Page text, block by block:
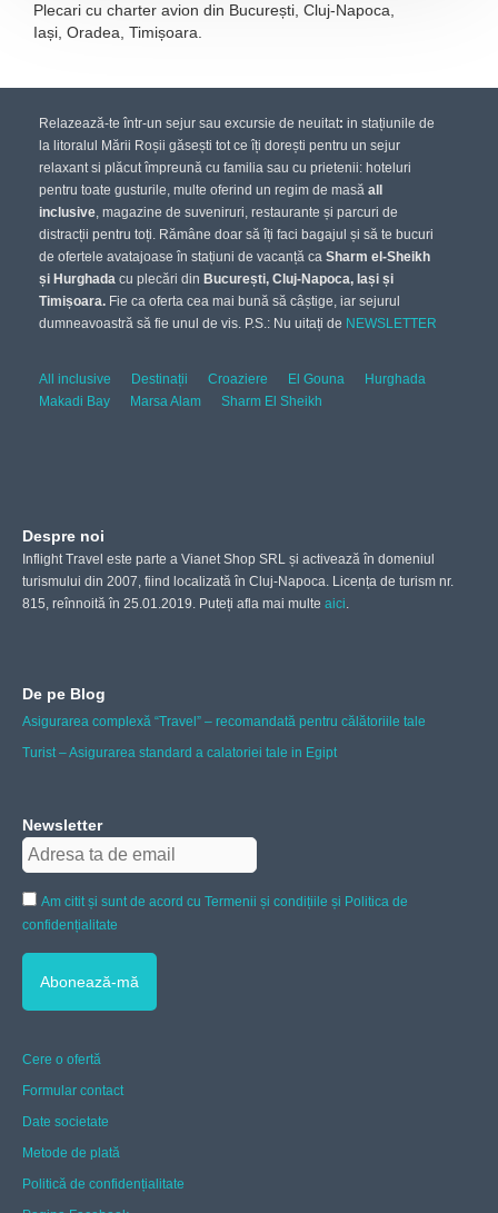
Plecari cu charter avion din București, Cluj-Napoca,
Iași, Oradea, Timișoara.
Relazează-te într-un sejur sau excursie de neuitat: in stațiunile de
la litoralul Mării Roșii găsești tot ce îți dorești pentru un sejur
relaxant si plăcut împreună cu familia sau cu prietenii: hoteluri
pentru toate gusturile, multe oferind un regim de masă all
inclusive, magazine de suveniruri, restaurante și parcuri de
distracții pentru toți. Rămâne doar să îți faci bagajul și să te bucuri
de ofertele avatajoase în stațiuni de vacanță ca Sharm el-Sheikh
și Hurghada cu plecări din București, Cluj-Napoca, Iași și
Timișoara. Fie ca oferta cea mai bună să câștige, iar sejurul
dumneavoastră să fie unul de vis. P.S.: Nu uitați de NEWSLETTER
All inclusive Destinații Croaziere El Gouna
Hurghada
Makadi Bay
Marsa Alam Sharm El Sheikh
Despre noi
Inflight Travel este parte a Vianet Shop SRL și activează în domeniul
turismului din 2007, fiind localizată în Cluj-Napoca. Licența de turism nr.
815, reînnoită în 25.01.2019. Puteți afla mai multe aici.
De pe Blog
Asigurarea complexă “Travel” – recomandată pentru călătoriile tale
Turist – Asigurarea standard a calatoriei tale in Egipt
Newsletter
Am citit și sunt de acord cu Termenii și condițiile și Politica de
confidențialitate
Cere o ofertă
Formular contact
Date societate
Metode de plată
Politică de confidențialitate